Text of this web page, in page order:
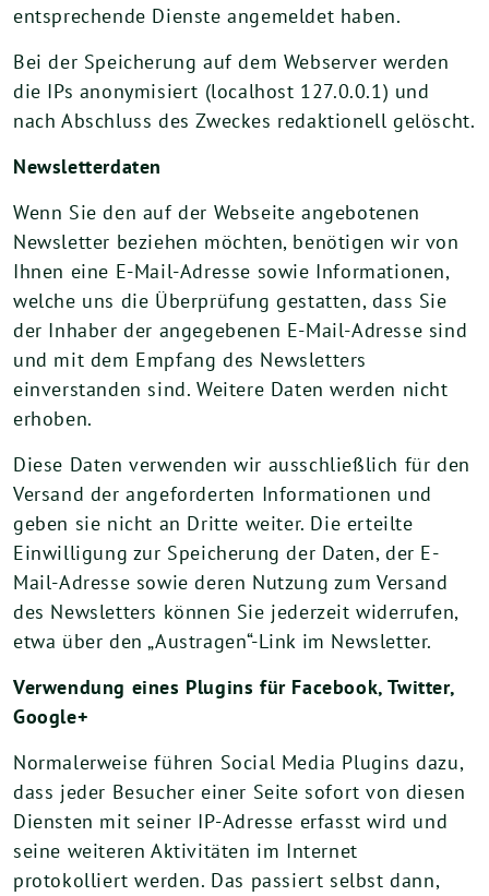
entsprechende Dienste angemeldet haben.
Bei der Speicherung auf dem Webserver werden
die IPs anonymisiert (localhost 127.0.0.1) und
nach Abschluss des Zweckes redaktionell gelöscht.
Newsletterdaten
Wenn Sie den auf der Webseite angebotenen
Newsletter beziehen möchten, benötigen wir von
Ihnen eine E-Mail-Adresse sowie Informationen,
welche uns die Überprüfung gestatten, dass Sie
der Inhaber der angegebenen E-Mail-Adresse sind
und mit dem Empfang des Newsletters
einverstanden sind. Weitere Daten werden nicht
erhoben.
Diese Daten verwenden wir ausschließlich für den
Versand der angeforderten Informationen und
geben sie nicht an Dritte weiter. Die erteilte
Einwilligung zur Speicherung der Daten, der E-
Mail-Adresse sowie deren Nutzung zum Versand
des Newsletters können Sie jederzeit widerrufen,
etwa über den „Austragen“-Link im Newsletter.
Verwendung eines Plugins für Facebook, Twitter,
Google+
Normalerweise führen Social Media Plugins dazu,
dass jeder Besucher einer Seite sofort von diesen
Diensten mit seiner IP-Adresse erfasst wird und
seine weiteren Aktivitäten im Internet
protokolliert werden. Das passiert selbst dann,